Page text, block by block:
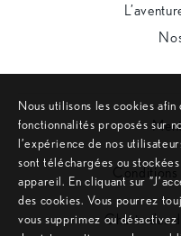
Charte des
Nous utilisons les cookies
fonctionnalités proposés sur
l’expérience de nos
sont téléchargées ou
appareil. En cliquant sur
des cookies. Vous pourrez
vous supprimez ou